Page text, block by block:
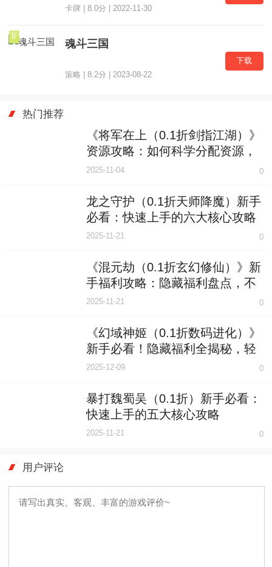
卡牌 | 8.0分 | 2022-11-30
6
魂斗三国
策略 | 8.2分 | 2023-08-22
下载
热门推荐
《将军在上（0.1折剑指江湖）》
资源攻略：如何科学分配资源，
打造最强战力？
2025-11-04 0
龙之守护（0.1折天师降魔）新手
必看：快速上手的六大核心攻略
2025-11-21 0
《混元劫（0.1折玄幻修仙）》新
手福利攻略：隐藏福利盘点，不
看血亏！
2025-11-21 0
《幻域神姬（0.1折数码进化）》
新手必看！隐藏福利全揭秘，轻
松起飞不是梦
2025-12-09 0
暴打魏蜀吴（0.1折）新手必看：
快速上手的五大核心攻略
2025-11-21 0
用户评论